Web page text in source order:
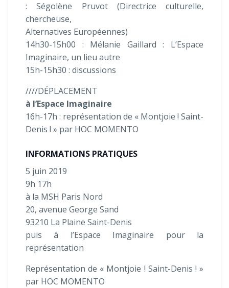
: Ségolène Pruvot (Directrice culturelle,
chercheuse,
Alternatives Européennes)
14h30-15h00 : Mélanie Gaillard : L’Espace
Imaginaire, un lieu autre
15h-15h30 : discussions
////DÉPLACEMENT
à l’Espace Imaginaire
16h-17h : représentation de « Montjoie ! Saint-
Denis ! » par HOC MOMENTO
INFORMATIONS PRATIQUES
5 juin 2019
9h 17h
à la MSH Paris Nord
20, avenue George Sand
93210 La Plaine Saint-Denis
puis à l’Espace Imaginaire pour la
représentation
Représentation de « Montjoie ! Saint-Denis ! »
par HOC MOMENTO